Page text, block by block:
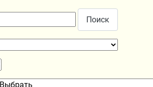
Поиск